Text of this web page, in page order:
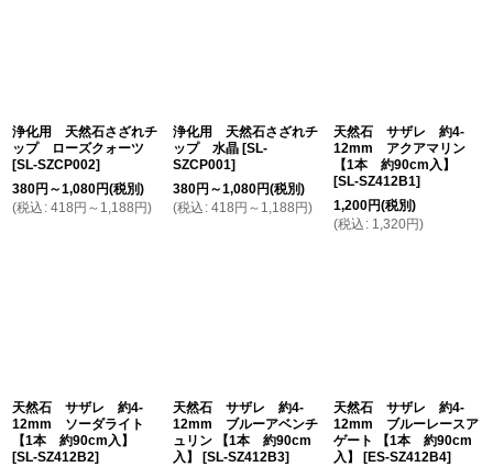
絞り込む
浄化用 天然石さざれチ
ップ ローズクォーツ
[SL-SZCP002]
380円 ～1,080円(税別)
(税込 : 418 円 ～1,188 円)
浄化用 天然石さざれチ
ップ 水晶 [SL-
SZCP001]
380円 ～1,080円(税別)
(税込 : 418 円 ～1,188 円)
天然石 サザレ 約4-
12mm アクアマリン
【1本 約90cm入】
[SL-SZ412B1]
1,200円(税別)
(税込 : 1,320円)
天然石 サザレ 約4-
12mm ソーダライト
【1本 約90cm入】
[SL-SZ412B2]
天然石 サザレ 約4-
12mm ブルーアベンチ
ュリン 【1本 約90cm
入】
[SL-SZ412B3]
天然石 サザレ 約4-
12mm ブルーレースア
ゲート 【1本 約90cm
入】
[ES-SZ412B4]